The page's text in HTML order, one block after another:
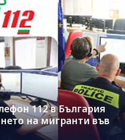
112 в България
на мигранти във